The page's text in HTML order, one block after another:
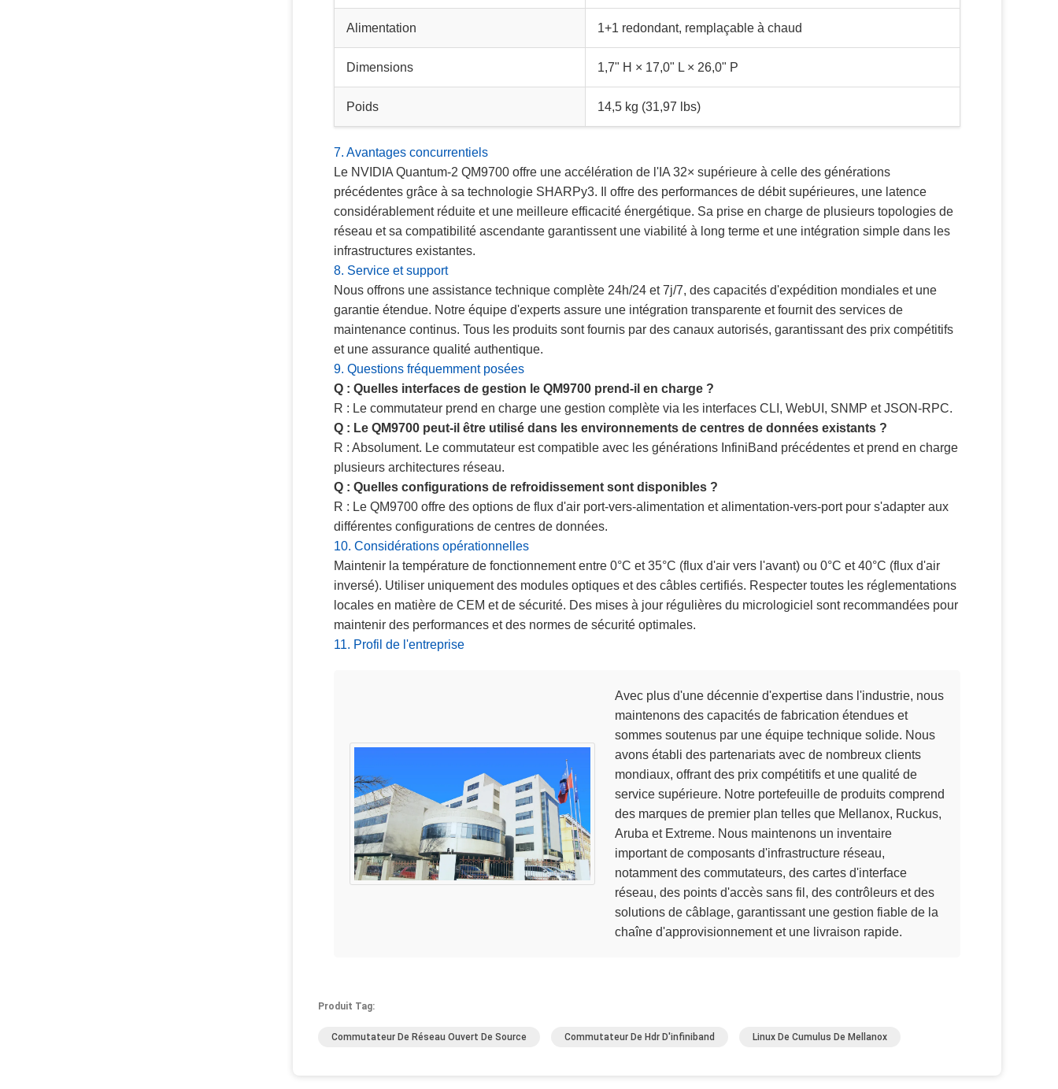
Alimentation 1+1 redondant, remplaçable à chaud
Dimensions 1,7" H × 17,0" L × 26,0" P
Poids 14,5 kg (31,97 lbs)
7. Avantages concurrentiels
Le NVIDIA Quantum-2 QM9700 offre une accélération de l'IA 32× supérieure à celle des générations
précédentes grâce à sa technologie SHARPy3. Il offre des performances de débit supérieures, une latence
considérablement réduite et une meilleure efficacité énergétique. Sa prise en charge de plusieurs topologies de
réseau et sa compatibilité ascendante garantissent une viabilité à long terme et une intégration simple dans les
infrastructures existantes.
8. Service et support
Nous offrons une assistance technique complète 24h/24 et 7j/7, des capacités d'expédition mondiales et une
garantie étendue. Notre équipe d'experts assure une intégration transparente et fournit des services de
maintenance continus. Tous les produits sont fournis par des canaux autorisés, garantissant des prix compétitifs
et une assurance qualité authentique.
9. Questions fréquemment posées
Q : Quelles interfaces de gestion le QM9700 prend-il en charge ?
R : Le commutateur prend en charge une gestion complète via les interfaces CLI, WebUI, SNMP et JSON-RPC.
Q : Le QM9700 peut-il être utilisé dans les environnements de centres de données existants ?
R : Absolument. Le commutateur est compatible avec les générations InfiniBand précédentes et prend en charge
plusieurs architectures réseau.
Q : Quelles configurations de refroidissement sont disponibles ?
R : Le QM9700 offre des options de flux d'air port-vers-alimentation et alimentation-vers-port pour s'adapter aux
différentes configurations de centres de données.
10. Considérations opérationnelles
Maintenir la température de fonctionnement entre 0°C et 35°C (flux d'air vers l'avant) ou 0°C et 40°C (flux d'air
inversé). Utiliser uniquement des modules optiques et des câbles certifiés. Respecter toutes les réglementations
locales en matière de CEM et de sécurité. Des mises à jour régulières du micrologiciel sont recommandées pour
maintenir des performances et des normes de sécurité optimales.
11. Profil de l'entreprise
Avec plus d'une décennie d'expertise dans l'industrie, nous
maintenons des capacités de fabrication étendues et
sommes soutenus par une équipe technique solide. Nous
avons établi des partenariats avec de nombreux clients
mondiaux, offrant des prix compétitifs et une qualité de
service supérieure. Notre portefeuille de produits comprend
des marques de premier plan telles que Mellanox, Ruckus,
Aruba et Extreme. Nous maintenons un inventaire
important de composants d'infrastructure réseau,
notamment des commutateurs, des cartes d'interface
réseau, des points d'accès sans fil, des contrôleurs et des
solutions de câblage, garantissant une gestion fiable de la
chaîne d'approvisionnement et une livraison rapide.
Produit Tag:
Commutateur De Réseau Ouvert De Source Commutateur De Hdr D'infiniband Linux De Cumulus De Mellanox